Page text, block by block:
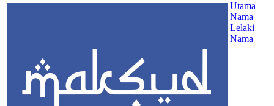
Utama
Nama
Lelaki
Nama